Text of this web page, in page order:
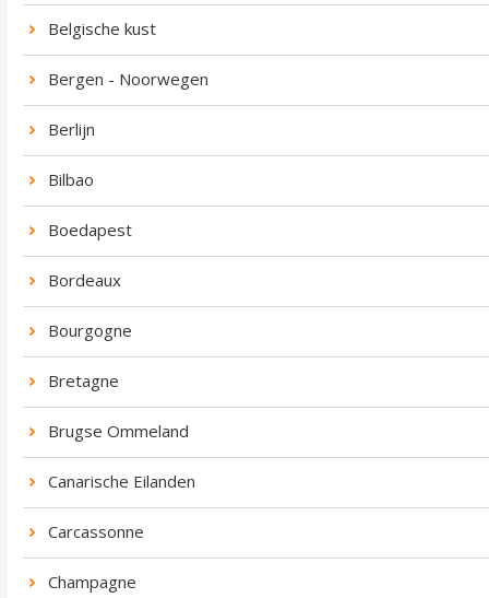
Belgische kust
Bergen - Noorwegen
Berlijn
Bilbao
Boedapest
Bordeaux
Bourgogne
Bretagne
Brugse Ommeland
Canarische Eilanden
Carcassonne
Champagne